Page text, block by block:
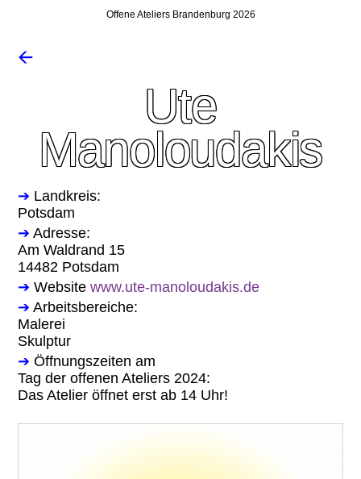
Offene Ateliers Brandenburg 2026
🡨
Ute
Manoloudakis
➔ Landkreis:
Potsdam
➔ Adresse:
Am Waldrand 15
14482 Potsdam
➔ Websitewww.ute-manoloudakis.de
➔ Arbeitsbereiche:
Malerei
Skulptur
➔ Öffnungszeiten am
Tag der offenen Ateliers 2024:
Das Atelier öffnet erst ab 14 Uhr!